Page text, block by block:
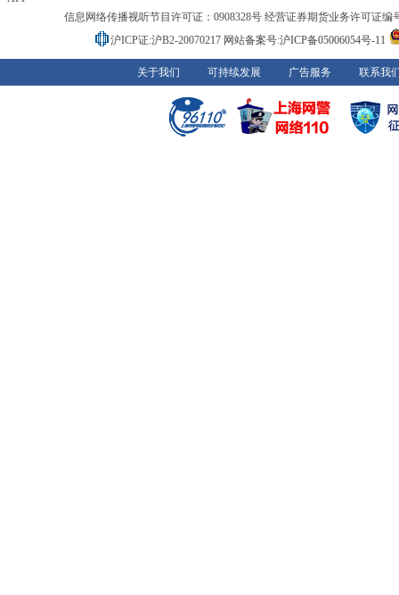
信息网络传播视听节目许可证：0908328号 经营证券期货业务许可证编
沪ICP证:沪B2-20070217 网站备案号:沪ICP备05006054号-11
关于我们 可持续发展 广告服务 联系我